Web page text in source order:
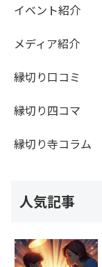
イベント紹介
メディア紹介
縁切り口コミ
縁切り四コマ
縁切り寺コラム
人気記事